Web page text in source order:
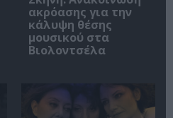
ακρόασης για την
κάλυψη θέσης
μουσικού στα
Βιολοντσέλα